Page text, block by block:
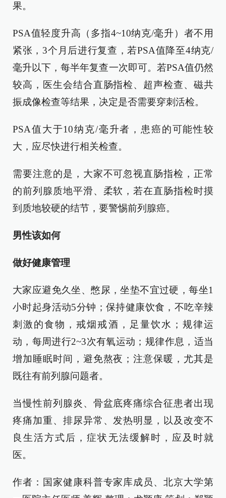
果。
PSA值轻度升高（多指4~10纳克/毫升）者不用
紧张，3个月后进行复查，若PSA值降至4纳克/
毫升以下，每半年复查一次即可。若PSA值仍然
较高，医生会结合直肠指检、超声检查、磁共
振成像检查等结果，决定是否需要穿刺活检。
PSA值大于10纳克/毫升者，患癌的可能性较
大，应尽快进行相关检查。
需要注意的是，大家不可忽视直肠指检，正常
的前列腺质地平滑、柔软，若在直肠指检时摸
到质地较硬的结节，要警惕前列腺癌。
男性该如何
做好健康管理
大家应避免久坐、憋尿，坐垫不宜过硬，每坐1
小时起身活动5分钟；保持健康饮食，不吃辛辣
刺激的食物，戒烟戒酒，足量饮水；规律运
动，每周进行2~3次有氧运动；规律作息，适当
增加睡眠时间，避免熬夜；注意保暖，尤其是
既往有前列腺问题者。
当慢性前列腺炎、骨盆底疼痛综合征患者出现
疼痛加重、排尿异常、发热明显，以及改变不
良生活方式后，症状无法缓解时，应及时就
医。
作者：国家健康科普专家库成员、北京大学第